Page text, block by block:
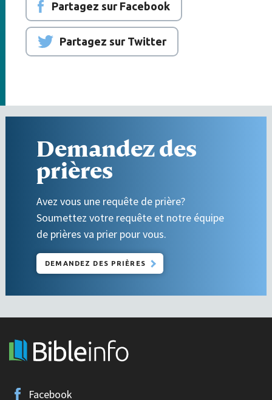
Partagez sur Facebook
Partagez sur Twitter
Demandez des
prières
Avez vous une requête de prière?
Soumettez votre requête et notre équipe
de prières va prier pour vous.
DEMANDEZ DES PRIÈRES
Facebook